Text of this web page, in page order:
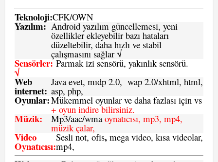
Teknoloji:CFK/OWN
Yazılım: Android yazılım güncellemesi, yeni
özellikler ekleyebilir bazı hataları
düzeltebilir, daha hızlı ve stabil
çalışmasını sağlar √
Sensörler:
√
Parmak izi sensörü, yakınlık sensörü.
Web
internet:
Java evet, mıdp 2.0, wap 2.0/xhtml, html,
asp, php,
Oyunlar:Mükemmel oyunlar ve daha fazlası için vs
+ oyun indire bilirsiniz.
Müzik: Mp3/aac/wmaoynatıcısı, mp3, mp4,
müzik çalar,
Video
Oynatıcısı:
Sesli not, ofis, mega video, kısa videolar,
mp4,